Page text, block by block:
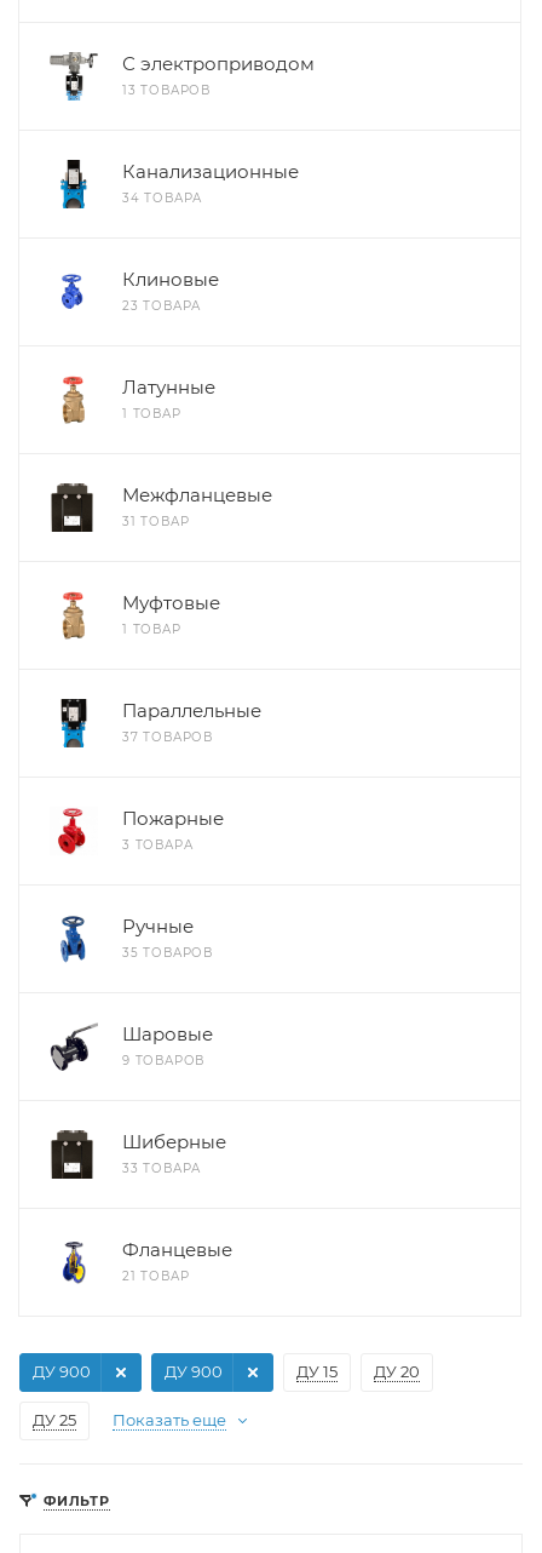
С электроприводом
13 ТОВАРОВ
Канализационные
34 ТОВАРА
Клиновые
23 ТОВАРА
Латунные
1 ТОВАР
Межфланцевые
31 ТОВАР
Муфтовые
1 ТОВАР
Параллельные
37 ТОВАРОВ
Пожарные
3 ТОВАРА
Ручные
35 ТОВАРОВ
Шаровые
9 ТОВАРОВ
Шиберные
33 ТОВАРА
Фланцевые
21 ТОВАР
ДУ 15 ДУ 20
ДУ 25
ДУ 900 ДУ 900
Показать еще
ФИЛЬТР